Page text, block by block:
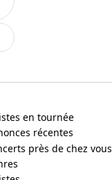
en tournée
récentes
près de chez vous